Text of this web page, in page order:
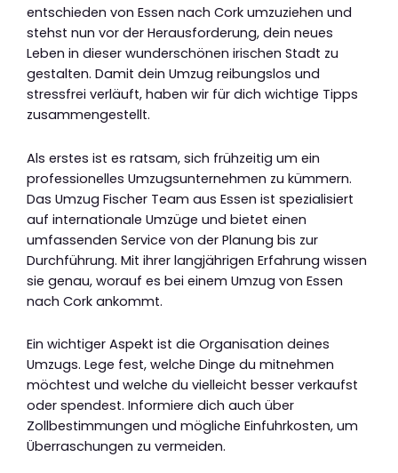
entschieden von Essen nach Cork umzuziehen und
stehst nun vor der Herausforderung, dein neues
Leben in dieser wunderschönen irischen Stadt zu
gestalten. Damit dein Umzug reibungslos und
stressfrei verläuft, haben wir für dich wichtige Tipps
zusammengestellt.
Als erstes ist es ratsam, sich frühzeitig um ein
professionelles Umzugsunternehmen zu kümmern.
Das Umzug Fischer Team aus Essen ist spezialisiert
auf internationale Umzüge und bietet einen
umfassenden Service von der Planung bis zur
Durchführung. Mit ihrer langjährigen Erfahrung wissen
sie genau, worauf es bei einem Umzug von Essen
nach Cork ankommt.
Ein wichtiger Aspekt ist die Organisation deines
Umzugs. Lege fest, welche Dinge du mitnehmen
möchtest und welche du vielleicht besser verkaufst
oder spendest. Informiere dich auch über
Zollbestimmungen und mögliche Einfuhrkosten, um
Überraschungen zu vermeiden.